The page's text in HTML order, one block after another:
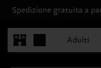
Spedizione gratuita a
Adulti